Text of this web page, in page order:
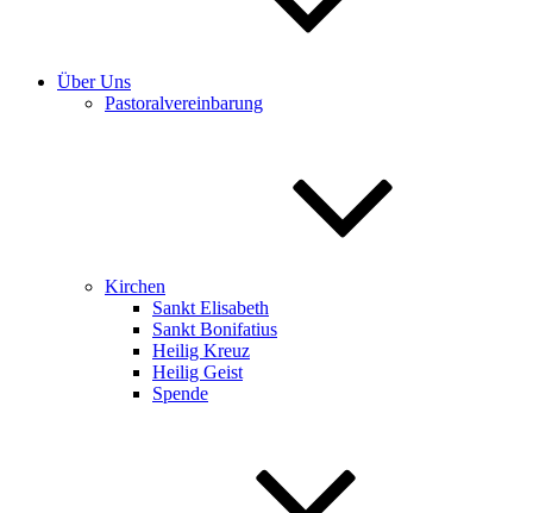
Über Uns
Pastoralvereinbarung
Kirchen
Sankt Elisabeth
Sankt Bonifatius
Heilig Kreuz
Heilig Geist
Spende